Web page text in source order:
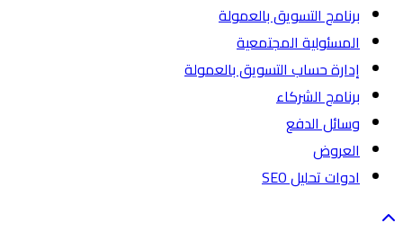
برنامج التسويق بالعمولة
المسئولية المجتمعية
إدارة حساب التسويق بالعمولة
برنامج الشركاء
وسائل الدفع
العروض
ادوات تحليل SEO